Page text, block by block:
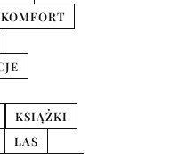
KOMFORT
KSIĄŻKI
LAS